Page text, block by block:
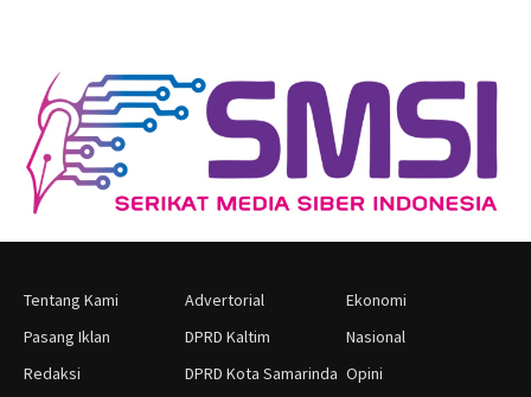
Tentang Kami
Pasang Iklan
Redaksi
Advertorial
DPRD Kaltim
DPRD Kota Samarinda
Ekonomi
Nasional
Opini